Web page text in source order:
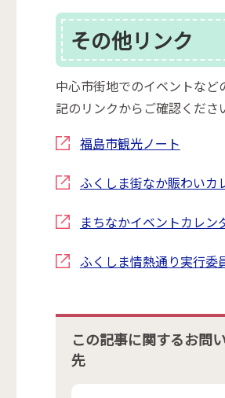
その他リンク
中心市街地でのイベントなど
記のリンクからご確認くださ
福島市観光ノート
ふくしま街なか賑わいカ
まちなかイベントカレン
ふくしま情熱通り実行委
この記事に関するお問
先